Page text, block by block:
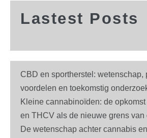
Lastest Posts
CBD en sportherstel: wetenschap,
voordelen en toekomstig
Kleine cannabinoïden: de
en THCV als de nieuwe grens van
De wetenschap achter cannabis